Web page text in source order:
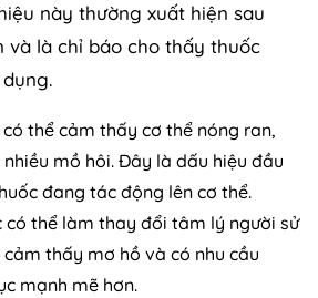
này thường xuất hiện sau
và là chỉ báo cho thấy thuốc
thể cảm thấy cơ thể nóng ran,
mồ hôi. Đây là dấu hiệu đầu
đang tác động lên cơ thể.
có thể làm thay đổi tâm lý người sử
thấy mơ hồ và có nhu cầu
mạnh mẽ hơn.